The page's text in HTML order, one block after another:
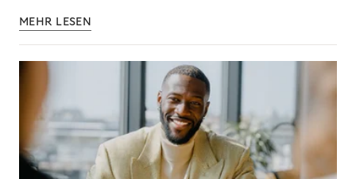
MEHR LESEN